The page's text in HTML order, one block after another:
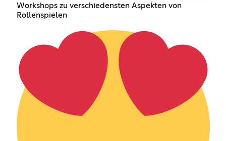
Workshops zu verschiedensten Aspekten von
Rollenspielen